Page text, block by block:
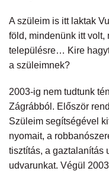
A szüleim is itt laktak
föld, mindenünk itt volt,
településre… Kire
a szüleimnek?
2003-ig nem tudtunk
Zágrábból. Először
Szüleim segítségével
nyomait, a
tisztítás, a gaztalanítás
udvarunkat. Végül